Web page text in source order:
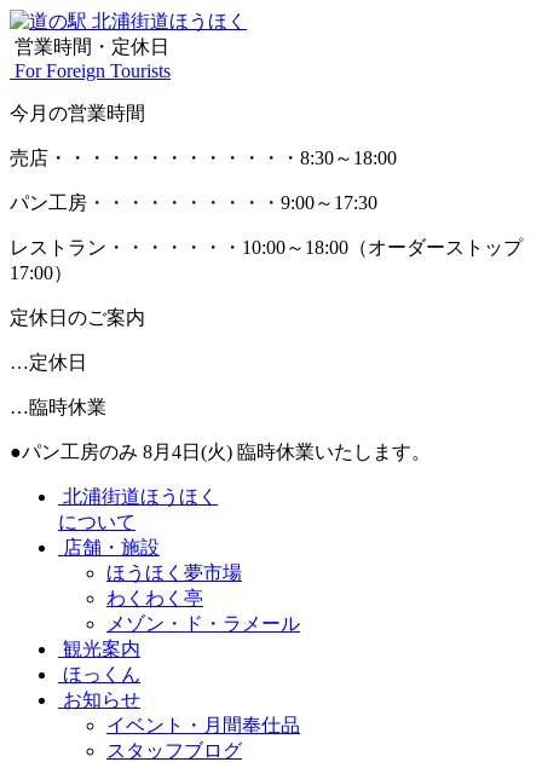
営業時間・定休日
For Foreign Tourists
今月の営業時間
売店 ・・・・・・・・・・・・・ 8:30～18:00
パン工房 ・・・・・・・・・・ 9:00～17:30
レストラン ・・・・・・・ 10:00～18:00 （オーダーストップ
17:00）
定休日のご案内
…定休日
…臨時休業
●パン工房のみ 8月4日(火) 臨時休業いたします。
北浦街道ほうほく
について
店舗・施設
ほうほく夢市場
わくわく亭
メゾン・ド・ラメール
観光案内
ほっくん
お知らせ
イベント・月間奉仕品
スタッフブログ